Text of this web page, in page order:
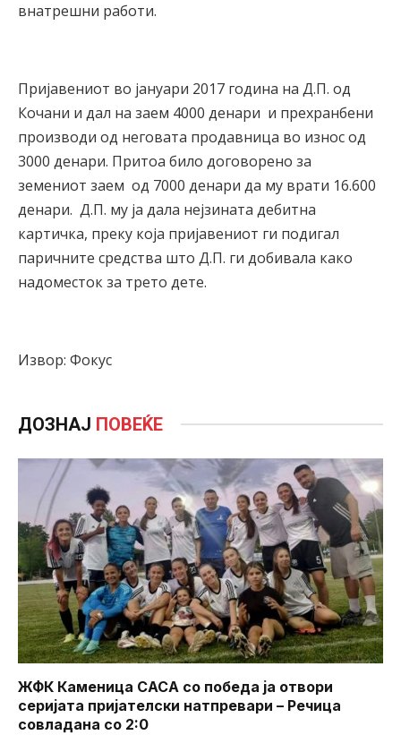
внатрешни работи.
Пријавениот во јануари 2017 година на Д.П. од
Кочани и дал на заем 4000 денари и прехранбени
производи од неговата продавница во износ од
3000 денари. Притоа било договорено за
земениот заем од 7000 денари да му врати 16.600
денари. Д.П. му ја дала нејзината дебитна
картичка, преку која пријавениот ги подигал
паричните средства што Д.П. ги добивала како
надоместок за трето дете.
Извор: Фокус
ДОЗНАЈ ПОВЕЌЕ
ЖФК Каменица САСА со победа ја отвори
серијата пријателски натпревари – Речица
совладана со 2:0